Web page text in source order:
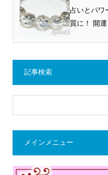
体験談がす
占いとパワ
質に！ 開運
記事検索
メインメニュー